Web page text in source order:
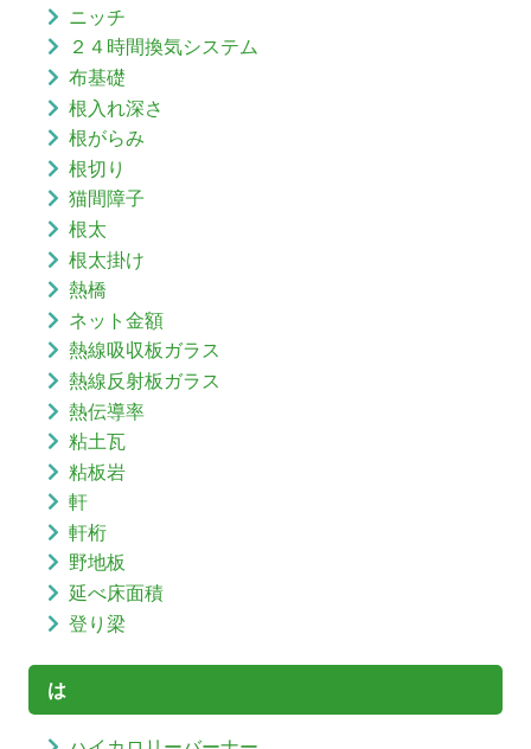
ニッチ
２４時間換気システム
布基礎
根入れ深さ
根がらみ
根切り
猫間障子
根太
根太掛け
熱橋
ネット金額
熱線吸収板ガラス
熱線反射板ガラス
熱伝導率
粘土瓦
粘板岩
軒
軒桁
野地板
延べ床面積
登り梁
は